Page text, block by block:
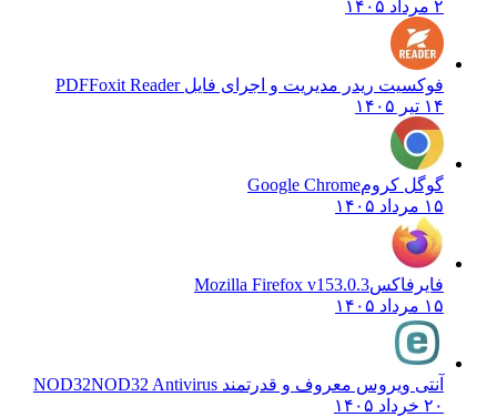
فوکسیت ریدر مدیریت و اجرای فایل PDF Foxit Reader
گوگل کروم Google Chrome
فایرفاکسMozilla Firefox v153.0.3
آنتی ویروس معروف و قدرتمند NOD32 NOD32 Antivirus